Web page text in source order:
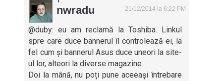
nwradu 21/12/2014 la 6:22 PM
@duby: eu am reclamă la Toshiba. Linkul
spre care duce bannerul îl controlează ei, la
fel cum și bannerul Asus duce uneori la site-
ul lor, alteori la diverse magazine.
Doi la mână, nu poți pune aceeași întrebare